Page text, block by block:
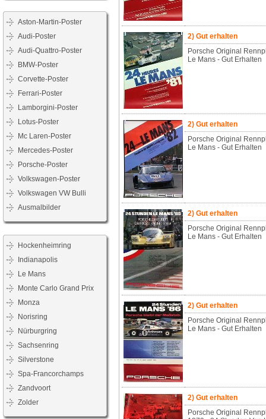
Aston-Martin-Poster
Audi-Poster
Audi-Quattro-Poster
BMW-Poster
Corvette-Poster
Ferrari-Poster
Lamborgini-Poster
Lotus-Poster
Mc Laren-Poster
Mercedes-Poster
Porsche-Poster
Volkswagen-Poster
Volkswagen VW Bulli
Ausmalbilder
Hockenheimring
Indianapolis
Le Mans
Monte Carlo Grand Prix
Monza
Norisring
Nürburgring
Sachsenring
Silverstone
Spa-Francorchamps
Zandvoort
Zolder
2) Gut erhalten
Porsche Original
Le Mans - Gut Erhalten
2) Gut erhalten
Porsche Original
Le Mans - Gut Erhalten
2) Gut erhalten
Porsche Original
Le Mans - Gut Erhalten
2) Gut erhalten
Porsche Original
Le Mans - Gut Erhalten
2) Gut erhalten
Porsche Original